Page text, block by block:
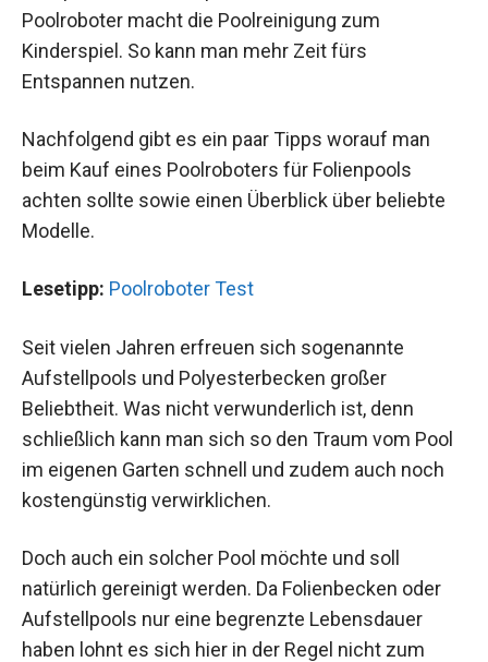
Poolroboter macht die Poolreinigung zum
Kinderspiel. So kann man mehr Zeit fürs
Entspannen nutzen.
Nachfolgend gibt es ein paar Tipps worauf man
beim Kauf eines Poolroboters für Folienpools
achten sollte sowie einen Überblick über beliebte
Modelle.
Lesetipp: Poolroboter Test
Seit vielen Jahren erfreuen sich sogenannte
Aufstellpools und Polyesterbecken großer
Beliebtheit. Was nicht verwunderlich ist, denn
schließlich kann man sich so den Traum vom Pool
im eigenen Garten schnell und zudem auch noch
kostengünstig verwirklichen.
Doch auch ein solcher Pool möchte und soll
natürlich gereinigt werden. Da Folienbecken oder
Aufstellpools nur eine begrenzte Lebensdauer
haben lohnt es sich hier in der Regel nicht zum